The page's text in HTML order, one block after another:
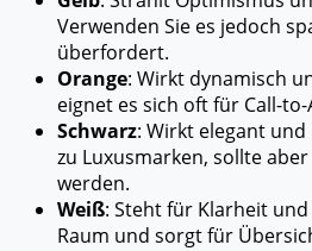
Verwenden Sie es jedoch
überfordert.
Orange: Wirkt dynamisch
eignet es sich oft für Call-
Schwarz: Wirkt elegant
zu Luxusmarken, sollte
werden.
Weiß: Steht für Klarheit
Raum und sorgt für